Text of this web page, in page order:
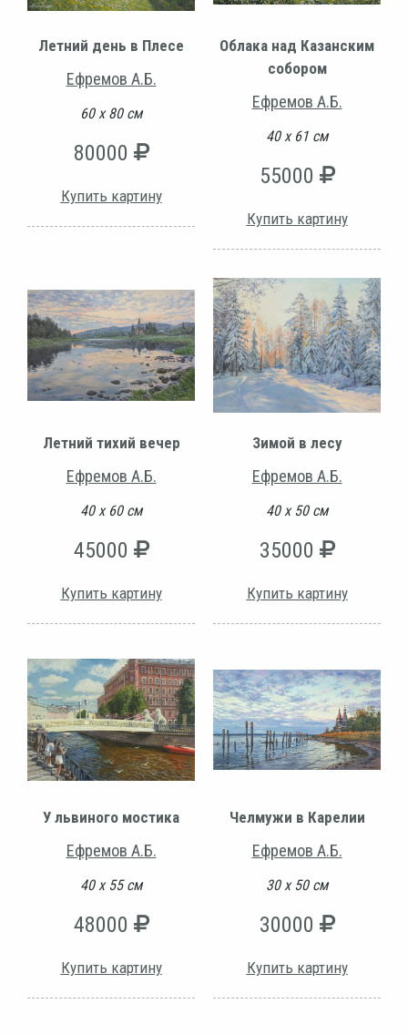
Летний день в Плесе
Ефремов А.Б.
60 х 80 см
80000
Купить картину
Облака над Казанским
собором
Ефремов А.Б.
40 х 61 см
55000
Купить картину
Летний тихий вечер
Ефремов А.Б.
40 х 60 см
45000
Купить картину
Зимой в лесу
Ефремов А.Б.
40 х 50 см
35000
Купить картину
У львиного мостика
Ефремов А.Б.
40 х 55 см
48000
Купить картину
Челмужи в Карелии
Ефремов А.Б.
30 х 50 см
30000
Купить картину